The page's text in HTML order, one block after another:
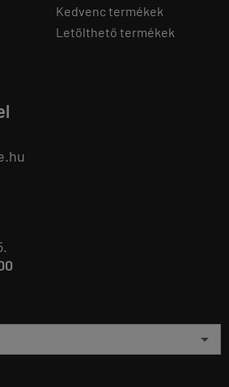
Kedvenc termékek
Letölthető termékek